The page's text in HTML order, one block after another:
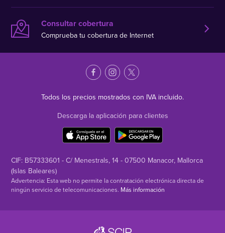
Consultar cobertura
Comprueba tu cobertura de Internet
Todos los precios mostrados con IVA incluido.
Descarga la aplicación para clientes
CIF: B57333601 - C/ Menestrals, 14 - 07500 Manacor, Mallorca
(Islas Baleares)
Advertencia: Esta web no permite la contratación electrónica directa de
ningún servicio de telecomunicaciones. Más información